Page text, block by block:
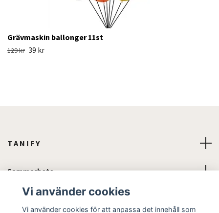
Grävmaskin ballonger 11st
129 kr 39 kr
T A N I F Y
Sammarbete
Läs mer
Vi använder cookies
Vi använder cookies för att anpassa det innehåll som